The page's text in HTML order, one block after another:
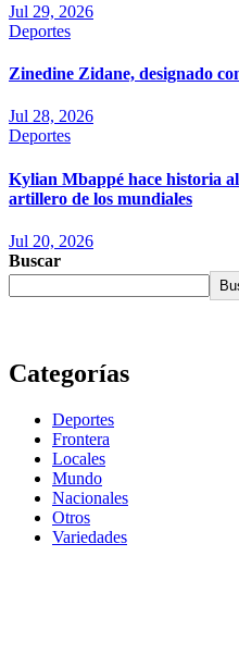
Jul 29, 2026
Deportes
Zinedine Zidane, designado
Jul 28, 2026
Deportes
Kylian Mbappé hace historia
artillero de los mundiales
Jul 20, 2026
Buscar
Categorías
Deportes
Frontera
Locales
Mundo
Nacionales
Otros
Variedades